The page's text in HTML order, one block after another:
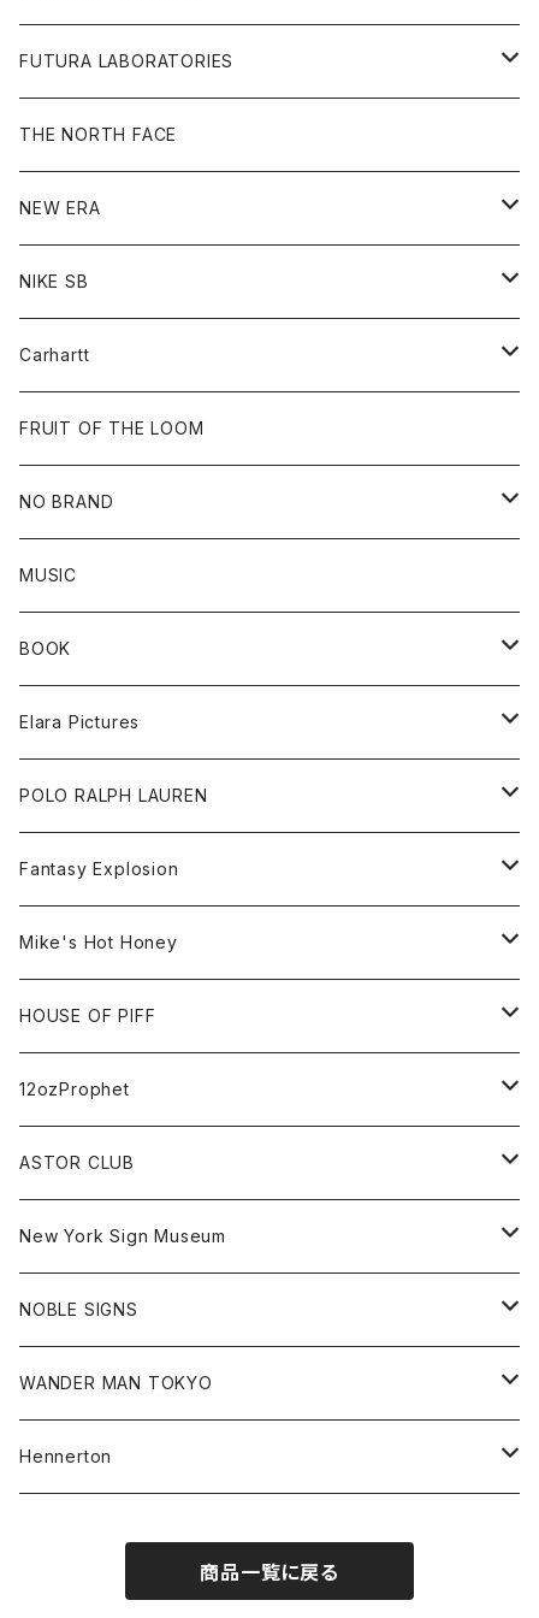
Jacket
Bag
Sweat
Hoodie
Bottoms
Tops
Goods
L/S Tee
Cap
Goods
Hoodie
Shirt
All
Tee
Cap
Goods
FUTURA LABORATORIES
All
Sweat
Goods
THE NORTH FACE
NEW ERA
All
Cap
NIKE SB
All
Beanie
Cap
Carhartt
All
Tee
FRUIT OF THE LOOM
NO BRAND
All
Sweat
Tee
Accessories
Bag
Cap
MUSIC
BOOK
All
inch magazine
BSKT MAG
KAWS
FUTURA
Best Damn Pet Shop
Jonah Schwartz
Elara Pictures
Tee
POLO RALPH LAUREN
All
Shirt
Cap
Fantasy Explosion
All
Tee
Cap
Hoodie
Mike's Hot Honey
All
Sweat
Tee
Goods
Cap
HOUSE OF PIFF
All
Hat
Goods
12ozProphet
All
Tee
Goods
ASTOR CLUB
All
Tee
Shorts
Cap
New York Sign Museum
All
Hoodie
Beanie
NOBLE SIGNS
All
Hoodie
WANDER MAN TOKYO
All
Hennerton
商品一覧に戻る